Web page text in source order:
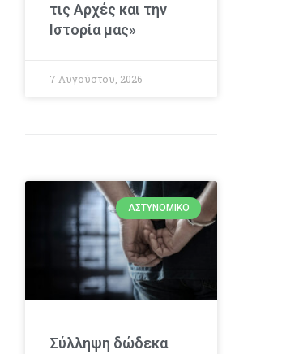
τις Αρχές και την
Ιστορία μας»
7 Αυγούστου, 2026
ΑΣΤΥΝΟΜΙΚΌ
Σύλληψη δώδεκα